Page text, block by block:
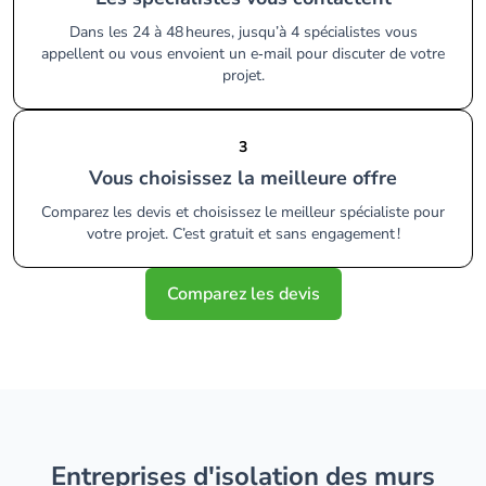
Dans les 24 à 48 heures, jusqu’à 4 spécialistes vous
appellent ou vous envoient un e‑mail pour discuter de votre
projet.
3
Vous choisissez la meilleure offre
Comparez les devis et choisissez le meilleur spécialiste pour
votre projet. C’est gratuit et sans engagement !
Comparez les devis
entreprises d'isolation des murs